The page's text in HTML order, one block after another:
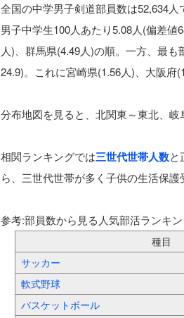
全国の中学男子剣道部員数は52,634
男子中学生100人あたり5.08人(偏差
人)、群馬県(4.49人)の順。一方、最
24.9)。これに宮崎県(1.56人)、大阪府
分布地図を見ると、北関東～東北、岐
相関ランキングでは三世代世帯人数と
ら、三世代世帯が多く子供の生活保護
参考:部員数から見る人気部活ランキ
種目
サッカー
軟式野球
バスケットボール